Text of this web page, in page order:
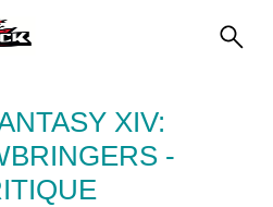
XIV:
-